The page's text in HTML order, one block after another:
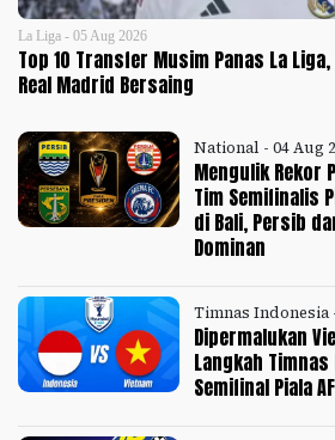
La Liga - 05 Aug 2026
Top 10 Transfer Musim Panas La
Real Madrid Bersaing
National - 04 Aug
Mengulik Rekor
Tim Semifinalis
di Bali, Persib
Dominan
Timnas Indonesia
Dipermalukan
Langkah
Semifinal Piala